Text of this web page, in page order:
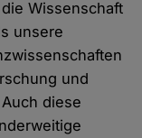
Wissenschaft
unsere
und
diese